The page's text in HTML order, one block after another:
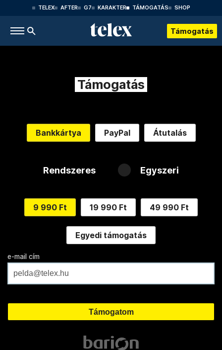
TELEX AFTER G7 KARAKTER TÁMOGATÁS SHOP
Támogatás
Támogatás
Bankkártya PayPal Átutalás
Rendszeres Egyszeri
9 990 Ft 19 990 Ft 49 990 Ft
Egyedi támogatás
e-mail cím